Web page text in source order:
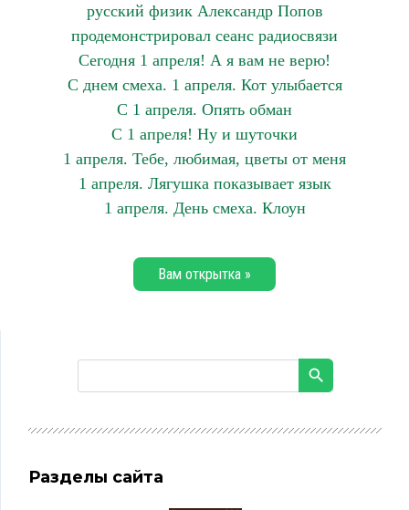
русский физик Александр Попов
продемонстрировал сеанс радиосвязи
Сегодня 1 апреля! А я вам не верю!
С днем смеха. 1 апреля. Кот улыбается
С 1 апреля. Опять обман
С 1 апреля! Ну и шуточки
1 апреля. Тебе, любимая, цветы от меня
1 апреля. Лягушка показывает язык
1 апреля. День смеха. Клоун
Вам открытка »
Разделы сайта